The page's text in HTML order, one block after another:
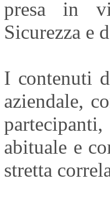
presa in
Sicurezza e
I contenuti
aziendale,
abituale e
stretta